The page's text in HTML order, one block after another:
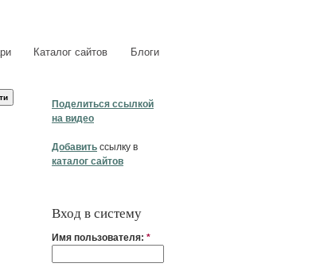
Каталог сайтов Блоги
Поделиться ссылкой
на видео
Добавить ссылку в
каталог сайтов
Вход в систему
Имя пользователя: *